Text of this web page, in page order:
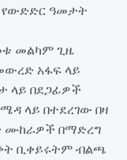
ዓመታት
መልካም ጊዜ
አፋፍ ላይ
ላይ በደጋፊዎች
ላይ በተደረገው በዛ
ሙከራዎች በማድረግ
ቢቀይሩትም ብልጫ